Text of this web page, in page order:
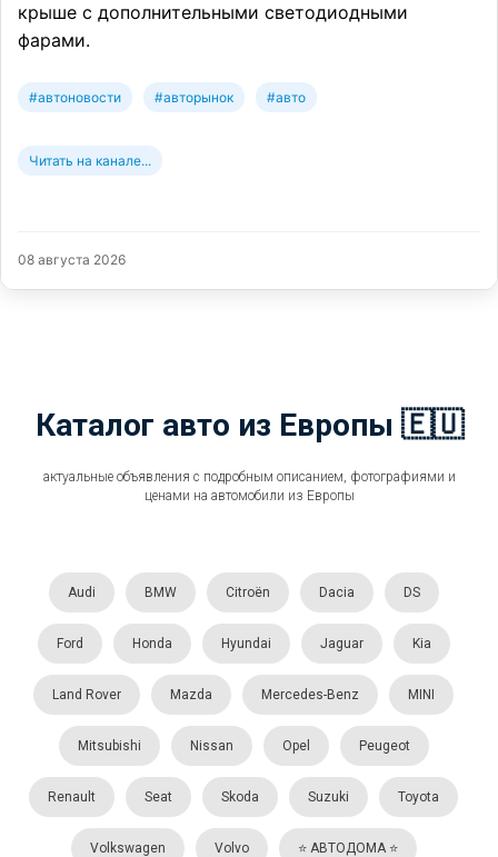
крыше с дополнительными светодиодными
фарами.
#автоновости #авторынок #авто
Читать на канале...
08 августа 2026
Каталог авто из Европы 🇪🇺
актуальные объявления с подробным описанием, фотографиями и
ценами на автомобили из Европы
Audi BMW Citroën Dacia DS
Ford Honda Hyundai Jaguar Kia
Land Rover Mazda Mercedes-Benz MINI
Mitsubishi Nissan Opel Peugeot
Renault Seat Skoda Suzuki Toyota
Volkswagen Volvo ⭐️ АВТОДОМА ⭐️